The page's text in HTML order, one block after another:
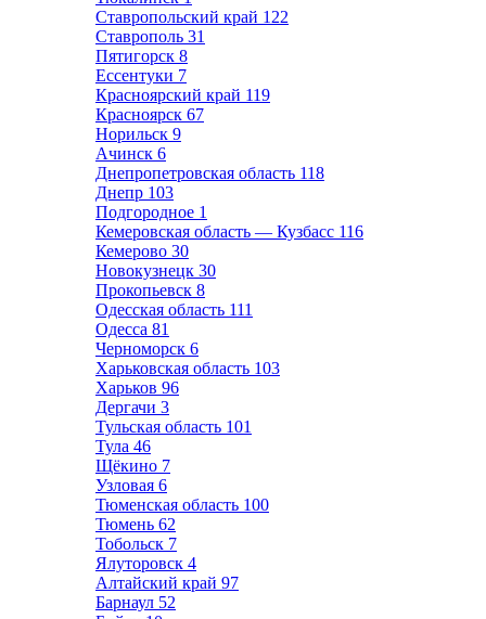
Ставропольский край 122
Ставрополь 31
Пятигорск 8
Ессентуки 7
Красноярский край 119
Красноярск 67
Норильск 9
Ачинск 6
Днепропетровская область 118
Днепр 103
Подгородное 1
Кемеровская область — Кузбасс 116
Кемерово 30
Новокузнецк 30
Прокопьевск 8
Одесская область 111
Одесса 81
Черноморск 6
Харьковская область 103
Харьков 96
Дергачи 3
Тульская область 101
Тула 46
Щёкино 7
Узловая 6
Тюменская область 100
Тюмень 62
Тобольск 7
Ялуторовск 4
Алтайский край 97
Барнаул 52